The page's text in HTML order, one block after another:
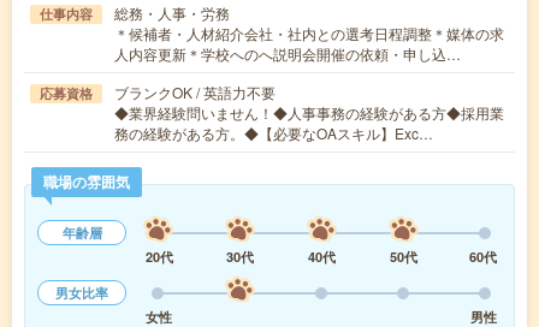
仕事内容
総務・人事・労務
＊候補者・人材紹介会社・社内との選考日程調整＊媒体の求
人内容更新＊学校へのへ説明会開催の依頼・申し込…
応募資格
ブランクOK / 英語力不要
◆業界経験問いません！◆人事事務の経験がある方◆採用業
務の経験がある方。◆【必要なOAスキル】Exc…
職場の雰囲気
年齢層
20代
30代 40代 50代
60代
男女比率
女性
男性